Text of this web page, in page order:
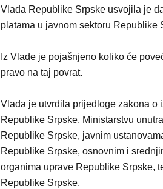
Vlada Republike Srpske usvojila je
platama u javnom sektoru Republike
Iz Vlade je pojašnjeno koliko će
pravo na taj povrat.
Vlada je utvrdila prijedloge zakona o
Republike Srpske, Ministarstvu
Republike Srpske, javnim
Republike Srpske, osnovnim i
organima uprave Republike Srpske,
Republike Srpske.